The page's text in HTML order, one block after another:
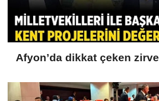
Afyon’da dikkat çeken zirve